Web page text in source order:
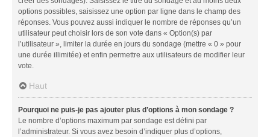
options possibles, saisissez une option par ligne dans le champ des
réponses. Vous pouvez aussi indiquer le nombre de réponses qu’un
utilisateur peut choisir lors de son vote dans « Option(s) par
l’utilisateur », limiter la durée en jours du sondage (mettre « 0 » pour
une durée illimitée) et enfin permettre aux utilisateurs de modifier leur
vote.
Haut
Pourquoi ne puis-je pas ajouter plus d’options à mon sondage ?
Le nombre d’options maximum par sondage est défini par
l’administrateur. Si vous avez besoin d’indiquer plus d’options,